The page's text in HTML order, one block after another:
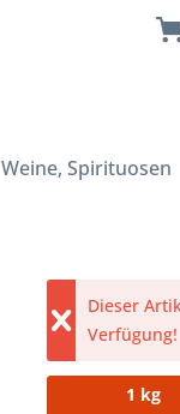
Weine, Spirituosen
Dieser
Verfügung!
1 kg